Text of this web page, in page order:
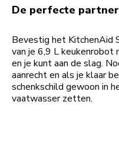
De perfecte
Bevestig het KitchenAid
van je 6,9 L
en je kunt aan de slag.
aanrecht en als je klaar
schenkschild gewoon in
vaatwasser zetten.